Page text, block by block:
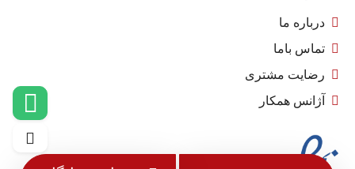
درباره ما
تماس باما
رضایت مشتری
آژانس همکار